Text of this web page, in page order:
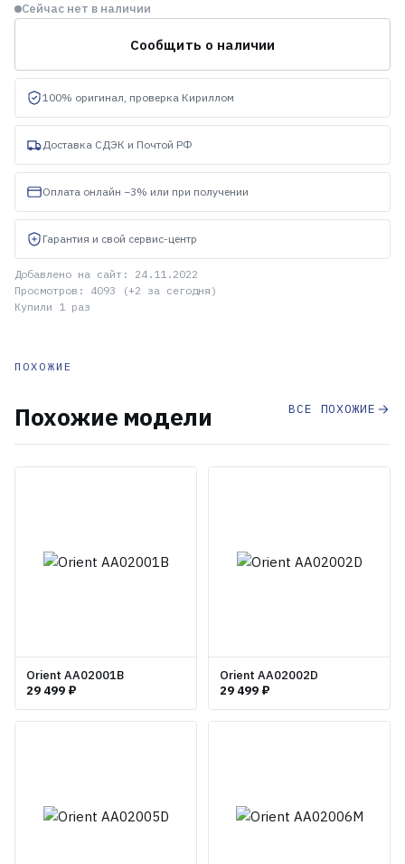
Сейчас нет в наличии
Сообщить о наличии
100% оригинал, проверка Кириллом
Доставка СДЭК и Почтой РФ
Оплата онлайн −3% или при получении
Гарантия и свой сервис-центр
Добавлено на сайт: 24.11.2022
Просмотров: 4093 (+2 за сегодня)
Купили 1 раз
ПОХОЖИЕ
Похожие модели ВСЕ ПОХОЖИЕ
Orient AA02001B
29 499 ₽
Orient AA02002D
29 499 ₽